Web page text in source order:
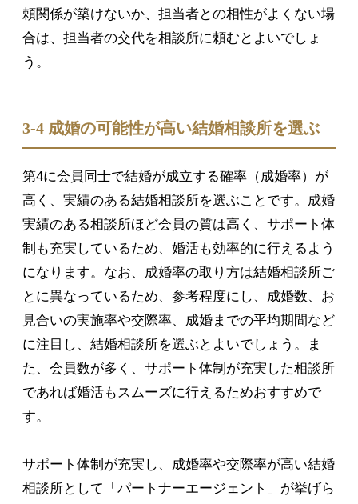
頼関係が築けないか、担当者との相性がよくない場
合は、担当者の交代を相談所に頼むとよいでしょ
う。
3-4 成婚の可能性が高い結婚相談所を選ぶ
第4に会員同士で結婚が成立する確率（成婚率）が
高く、実績のある結婚相談所を選ぶことです。成婚
実績のある相談所ほど会員の質は高く、サポート体
制も充実しているため、婚活も効率的に行えるよう
になります。なお、成婚率の取り方は結婚相談所ご
とに異なっているため、参考程度にし、成婚数、お
見合いの実施率や交際率、成婚までの平均期間など
に注目し、結婚相談所を選ぶとよいでしょう。ま
た、会員数が多く、サポート体制が充実した相談所
であれば婚活もスムーズに行えるためおすすめで
す。
サポート体制が充実し、成婚率や交際率が高い結婚
相談所として「パートナーエージェント」が挙げら